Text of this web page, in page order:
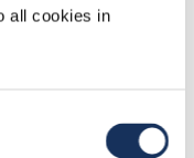
all cookies in